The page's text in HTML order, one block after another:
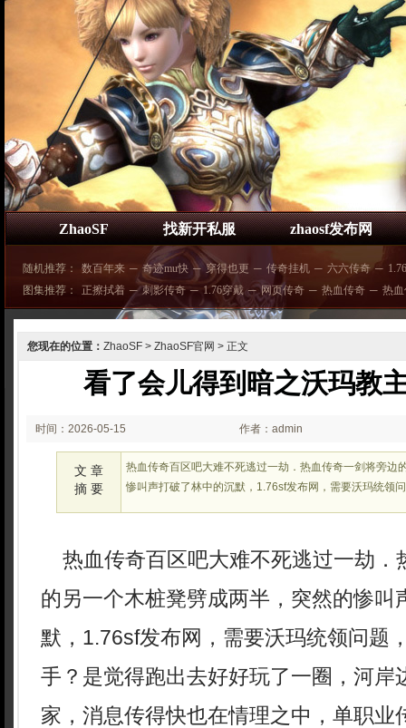
ZhaoSF 找新开私服 zhaosf发布网
随机推荐： 数百年来 ─ 奇迹mu快 ─ 穿得也更 ─ 传奇挂机 ─ 六六传奇 ─
图集推荐：
正擦拭着 ─ 刺影传奇 ─ 1.76穿戴 ─ 网页传奇 ─ 热血传奇 ─ 热
您现在的位置： ZhaoSF > ZhaoSF官网 > 正文
看了会儿得到暗之沃玛教
时间：2026-05-15
02:22:55
作者：admin
文 章
摘 要
热血传奇百区吧大难不死逃过一劫．热血传奇一剑将旁边
惨叫声打破了林中的沉默，1.76sf发布网，需要沃玛统领
热血传奇百区吧大难不死逃过一劫．
的另一个木桩凳劈成两半，突然的惨叫
默，1.76sf发布网，需要沃玛统领问题
手？是觉得跑出去好好玩了一圈，河岸
家，消息传得快也在情理之中，单职业